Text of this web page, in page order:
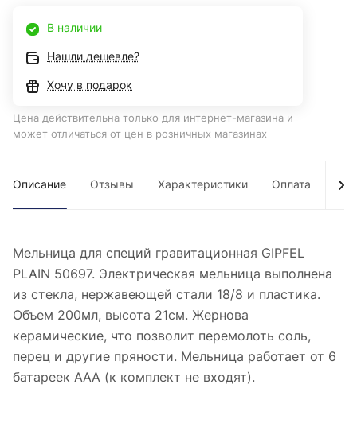
В наличии
Нашли дешевле?
Хочу в подарок
Цена действительна только для интернет-магазина и
может отличаться от цен в розничных магазинах
Описание Отзывы Характеристики Оплата
Мельница для специй гравитационная GIPFEL
PLAIN 50697. Электрическая мельница выполнена
из стекла, нержавеющей стали 18/8 и пластика.
Объем 200мл, высота 21см. Жернова
керамические, что позволит перемолоть соль,
перец и другие пряности. Мельница работает от 6
батареек ААА (к комплект не входят).